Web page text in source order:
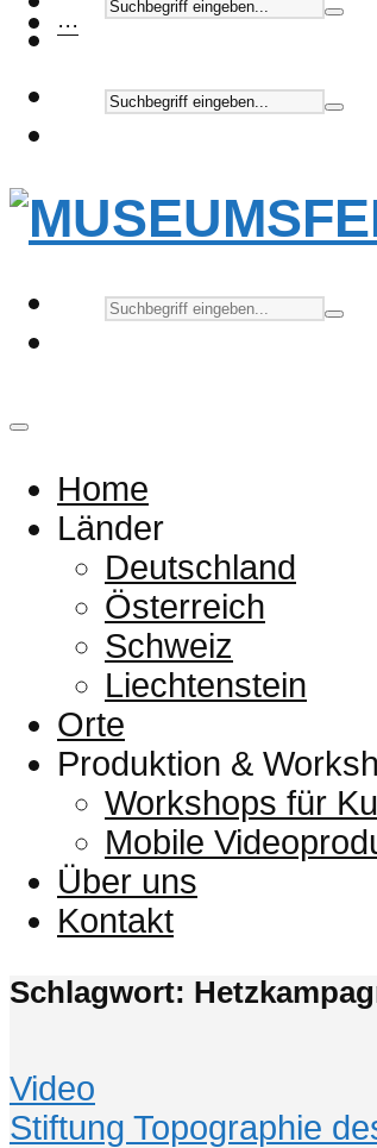
···
Home
Länder
Deutschland
Österreich
Schweiz
Liechtenstein
Orte
Produktion &
Workshops für
Mobile
Über uns
Kontakt
Schlagwort:
Video
Stiftung Topographie